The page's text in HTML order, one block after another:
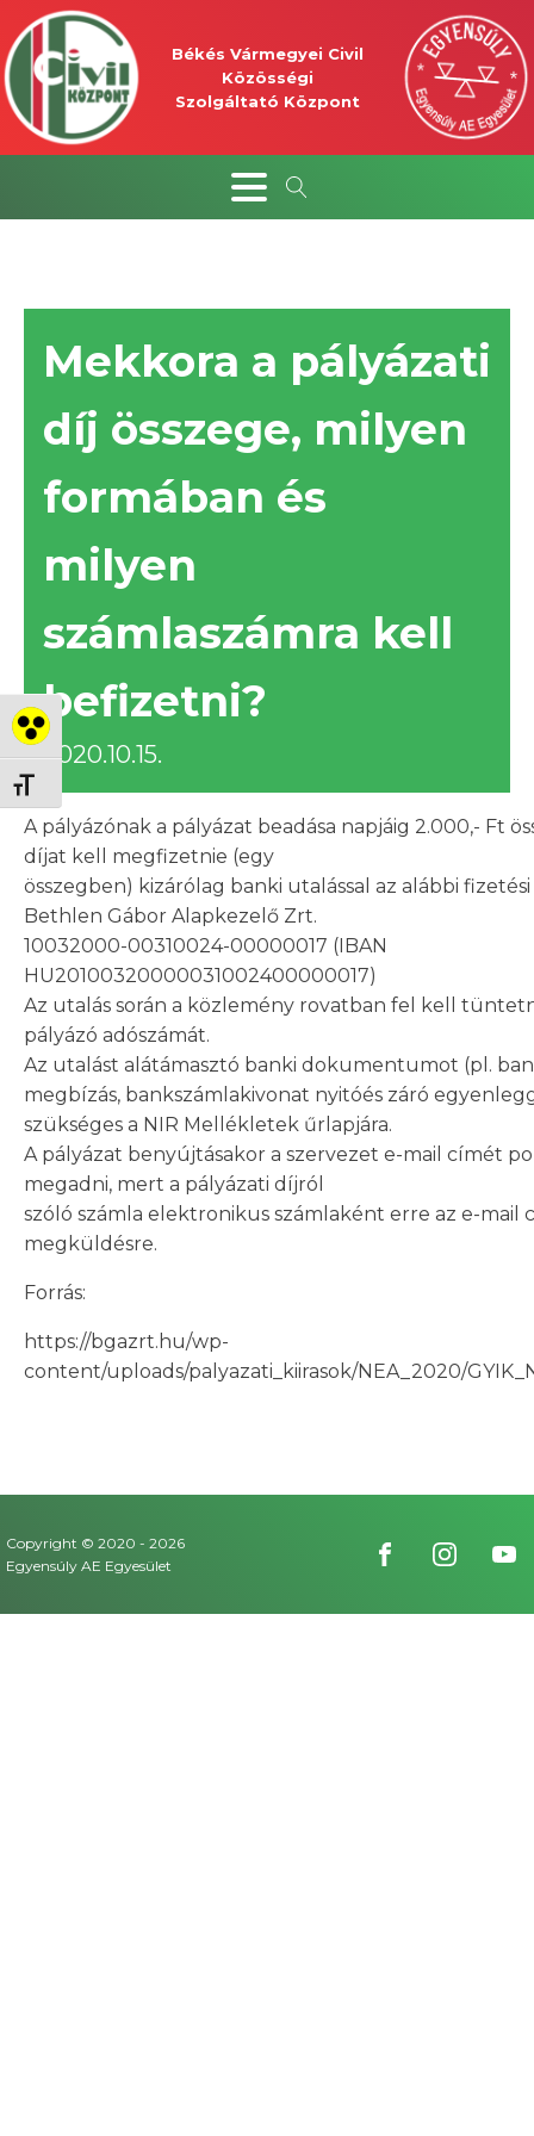
Nagy kontraszt váltása
Betűméret váltása
Békés Vármegyei Civil
Közösségi
Szolgáltató Központ
Mekkora a pályázati
díj összege, milyen
formában és
milyen
számlaszámra kell
befizetni?
2020.10.15.
A pályázónak a pályázat beadása napjáig 2.000,- Ft
díjat kell megfizetnie (egy
összegben) kizárólag banki utalással az alábbi fizetési
Bethlen Gábor Alapkezelő Zrt.
10032000-00310024-00000017 (IBAN
HU20100320000031002400000017)
Az utalás során a közlemény rovatban fel kell
pályázó adószámát.
Az utalást alátámasztó banki dokumentumot (pl.
megbízás, bankszámlakivonat nyitóés záró
szükséges a NIR Mellékletek űrlapjára.
A pályázat benyújtásakor a szervezet e-mail címét
megadni, mert a pályázati díjról
szóló számla elektronikus számlaként erre az e-mail
megküldésre.
Forrás:
https://bgazrt.hu/wp-
content/uploads/palyazati_kiirasok/NEA_2020/
Copyright © 2020 - 2026
Egyensúly AE Egyesület